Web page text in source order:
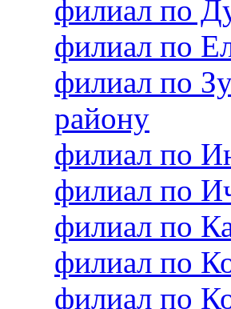
филиал по
филиал по
филиал по
району
филиал по
филиал по
филиал по
филиал по
филиал по